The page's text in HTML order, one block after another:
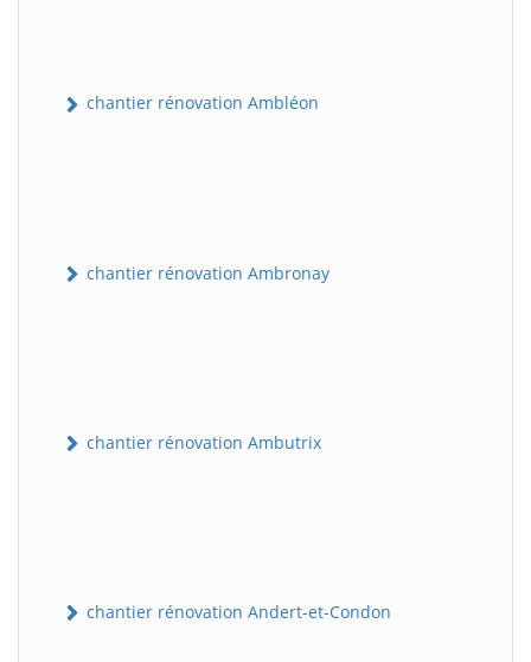
chantier rénovation Ambléon
chantier rénovation Ambronay
chantier rénovation Ambutrix
chantier rénovation Andert-et-Condon